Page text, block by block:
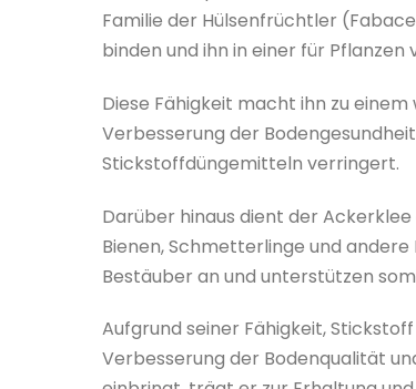
Familie der Hülsenfrüchtler
binden und ihn in einer für
Diese Fähigkeit macht ihn zu
Verbesserung der
Stickstoffdüngemitteln verringert.
Darüber hinaus dient der
Bienen, Schmetterlinge und
Bestäuber an und unterstützen
Aufgrund seiner Fähigkeit,
Verbesserung der Bodenqualität